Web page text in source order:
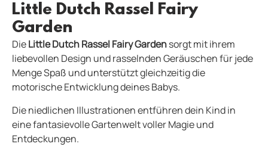
Little Dutch Rassel Fairy
Garden
DieLittle Dutch Rassel Fairy Gardensorgt mit ihrem
liebevollen Design und rasselnden Geräuschen für jede
Menge Spaß und unterstützt gleichzeitig die
motorische Entwicklung deines Babys.
Die niedlichen Illustrationen entführen dein Kind in
eine fantasievolle Gartenwelt voller Magie und
Entdeckungen.